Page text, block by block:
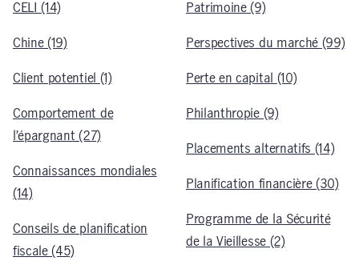
CELI (14)
Chine (19)
Client potentiel (1)
Comportement de
l’épargnant (27)
Connaissances mondiales
(14)
Conseils de planification
fiscale (45)
Patrimoine (9)
Perspectives du marché (99)
Perte en capital (10)
Philanthropie (9)
Placements alternatifs (14)
Planification financière (30)
Programme de la Sécurité
de la Vieillesse (2)